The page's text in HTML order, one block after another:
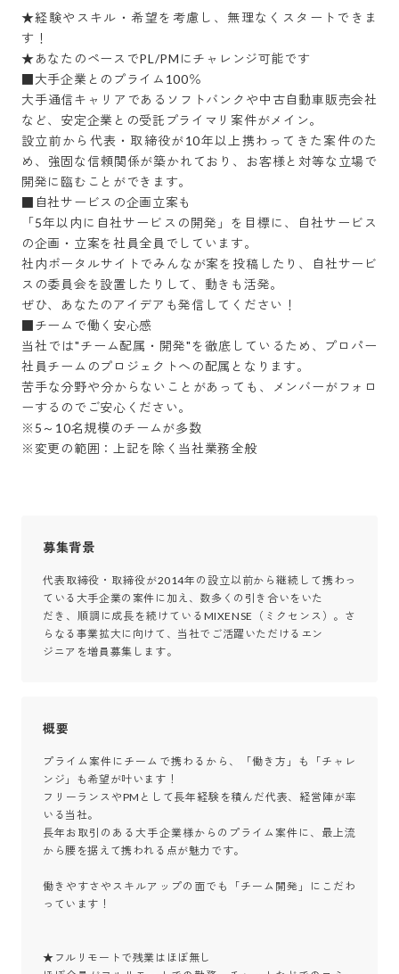
★経験やスキル・希望を考慮し、無理なくスタートできま
す！
★あなたのペースでPL/PMにチャレンジ可能です
■大手企業とのプライム100％
大手通信キャリアであるソフトバンクや中古自動車販売会社
など、安定企業との受託プライマリ案件がメイン。
設立前から代表・取締役が10年以上携わってきた案件のた
め、強固な信頼関係が築かれており、お客様と対等な立場で
開発に臨むことができます。
■自社サービスの企画立案も
「5年以内に自社サービスの開発」を目標に、自社サービス
の企画・立案を社員全員でしています。
社内ポータルサイトでみんなが案を投稿したり、自社サービ
スの委員会を設置したりして、動きも活発。
ぜひ、あなたのアイデアも発信してください！
■チームで働く安心感
当社では"チーム配属・開発"を徹底しているため、プロパー
社員チームのプロジェクトへの配属となります。
苦手な分野や分からないことがあっても、メンバーがフォロ
ーするのでご安心ください。
※5～10名規模のチームが多数
※変更の範囲：上記を除く当社業務全般
募集背景
代表取締役・取締役が2014年の設立以前から継続して携わっ
ている大手企業の案件に加え、数多くの引き合いをいた
だき、順調に成長を続けているMIXENSE（ミクセンス）。さ
らなる事業拡大に向けて、当社でご活躍いただけるエン
ジニアを増員募集します。
概要
プライム案件にチームで携わるから、「働き方」も「チャレ
ンジ」も希望が叶います！
フリーランスやPMとして長年経験を積んだ代表、経営陣が率
いる当社。
長年お取引のある大手企業様からのプライム案件に、最上流
から腰を据えて携われる点が魅力です。
働きやすさやスキルアップの面でも「チーム開発」にこだわ
っています！
★フルリモートで残業はほぼ無し